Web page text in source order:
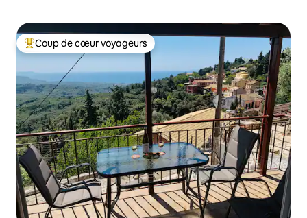
Coups de cœur voyageurs les plus appréciés
Coup de cœur voyageurs